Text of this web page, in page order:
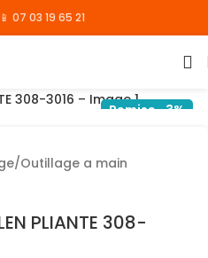
📱 07 03 19 65 21
Remise -3%
/Outillage a main
PLIANTE 308-